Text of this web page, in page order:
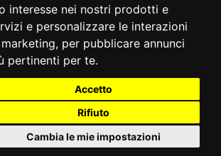
interesse nei nostri prodotti e
e personalizzare le interazioni
, per pubblicare annunci
pertinenti per te.
Accetto
Rifiuto
Cambia le mie impostazioni
Aiuto e Assistenza
domande frequenti
modalità di pagamento
assistenza
odr
fatturazione elettronica
scelta spettacoli in